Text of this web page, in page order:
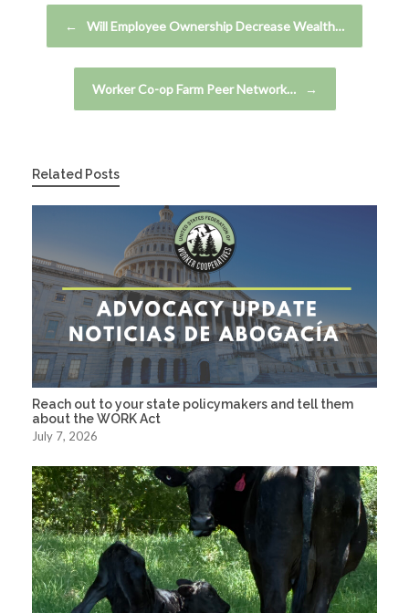
← Will Employee Ownership Decrease Wealth…
Worker Co-op Farm Peer Network… →
Related Posts
Reach out to your state policymakers and tell them
about the WORK Act
July 7, 2026